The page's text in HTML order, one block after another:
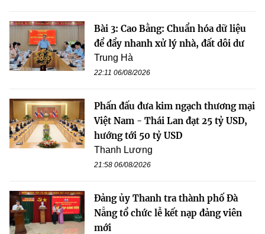
Bài 3: Cao Bằng: Chuẩn hóa dữ liệu
để đẩy nhanh xử lý nhà, đất dôi dư
Trung Hà
22:11 06/08/2026
Phấn đấu đưa kim ngạch thương mại
Việt Nam - Thái Lan đạt 25 tỷ USD,
hướng tới 50 tỷ USD
Thanh Lương
21:58 06/08/2026
Đảng ủy Thanh tra thành phố Đà
Nẵng tổ chức lễ kết nạp đảng viên
mới